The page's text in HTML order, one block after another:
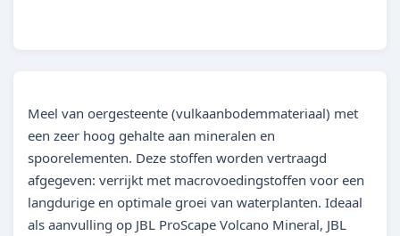
Meel van oergesteente (vulkaanbodemmateriaal) met
een zeer hoog gehalte aan mineralen en
spoorelementen. Deze stoffen worden vertraagd
afgegeven: verrijkt met macrovoedingstoffen voor een
langdurige en optimale groei van waterplanten. Ideaal
als aanvulling op JBL ProScape Volcano Mineral, JBL